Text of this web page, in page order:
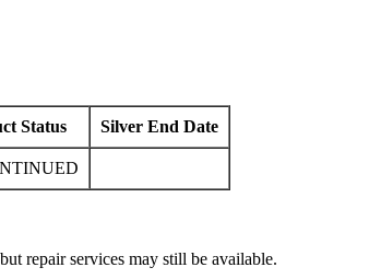
Status Silver End Date
repair services may still be available.